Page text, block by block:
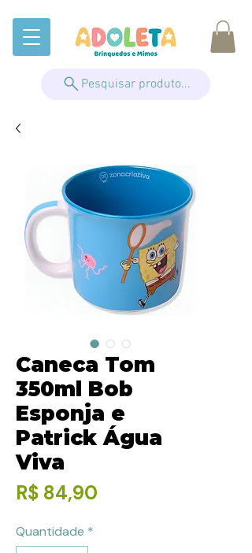
Pesquisar produto...
Caneca Tom
350ml Bob
Esponja e
Patrick Água
Viva
R$ 84,90
Quantidade *